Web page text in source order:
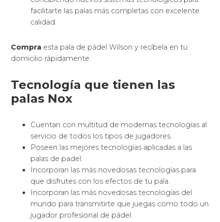
facilitarte las palas más completas con excelente
calidad.
Compra esta pala de pádel Wilson y recíbela en tu
domicilio rápidamente.
Tecnología que tienen las
palas Nox
Cuentan con multitud de modernas tecnologías al
servicio de todos los tipos de jugadores.
Poseen las mejores tecnologías aplicadas a las
palas de padel.
Incorporan las más novedosas tecnologías para
que disfrutes con los efectos de tu pala.
Incorporan las más novedosas tecnologías del
mundo para transmitirte que juegas como todo un
jugador profesional de pádel.